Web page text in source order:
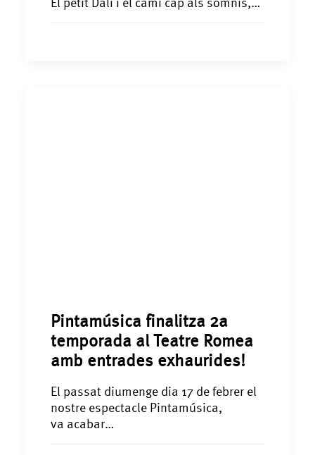
Pintamúsica finalitza 2a
temporada al Teatre Romea
amb entrades exhaurides!
El passat diumenge dia 17 de febrer el
nostre espectacle Pintamúsica,
va acabar…